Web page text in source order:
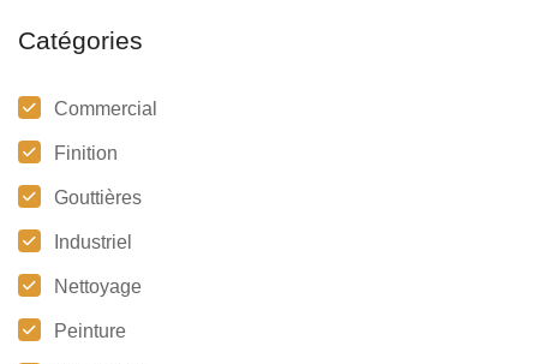
Catégories
Commercial
Finition
Gouttières
Industriel
Nettoyage
Peinture